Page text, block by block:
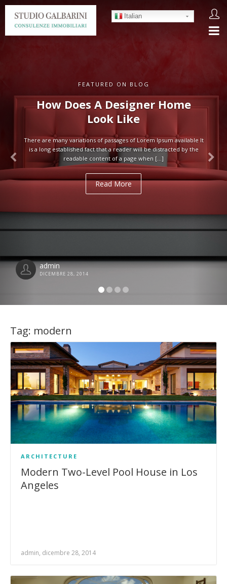
FEATURED ON BLOG
How Does A Designer Home
Look Like
There are many variations of passages of Lorem Ipsum available It
is a long established fact that a reader will be distracted by the
readable content of a page when […]
Read More
admin
DICEMBRE 28, 2014
Italian
Tag: modern
ARCHITECTURE
Modern Two-Level Pool House in Los
Angeles
admin, dicembre 28, 2014